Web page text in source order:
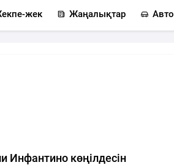
жек Жаңалықтар Авто
Инфантино көңілдесін